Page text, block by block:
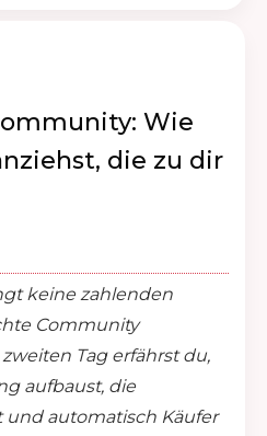
Wie
die zu dir
keine zahlenden
Community
Tag erfährst du,
aufbaust, die
automatisch Käufer